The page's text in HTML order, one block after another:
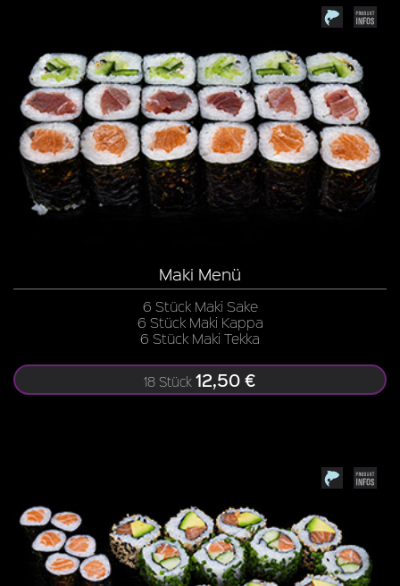
Maki Menü
6 Stück Maki Sake
6 Stück Maki Kappa
6 Stück Maki Tekka
18 Stück 12,50 €